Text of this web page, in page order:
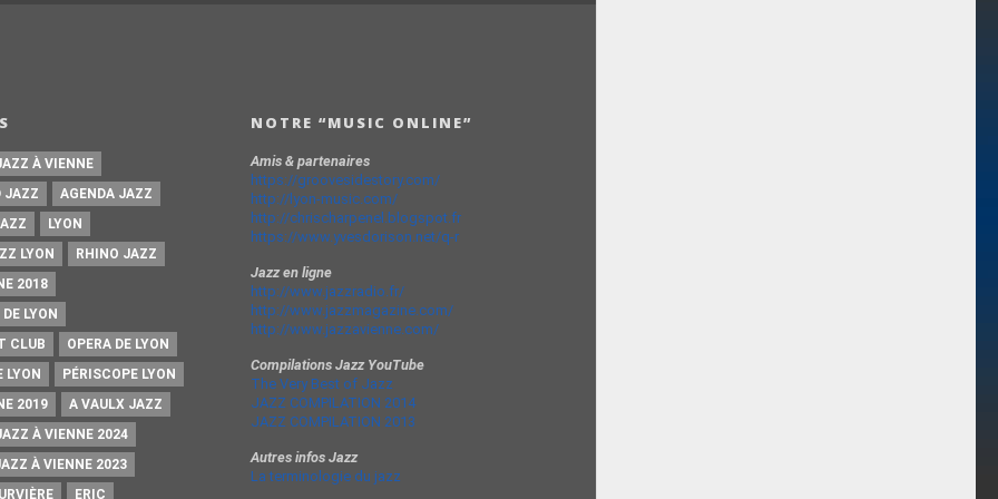
À VIENNE
JAZZ
AGENDA JAZZ
LYON
LYON
RHINO JAZZ
2018
LYON
CLUB
OPERA DE LYON
LYON
PÉRISCOPE LYON
2019
A VAULX JAZZ
À VIENNE 2024
À VIENNE 2023
ERIC
NOTRE “MUSIC ONLINE”
Amis & partenaires
https://groovesidestory.com/
http://lyon-music.com/
http://chrischarpenel.blogspot.fr
https://www.yvesdorison.net/q-r
Jazz en ligne
http://www.jazzradio.fr/
http://www.jazzmagazine.com/
http://www.jazzavienne.com/
Compilations Jazz YouTube
The Very Best of Jazz
JAZZ COMPILATION 2014
JAZZ COMPILATION 2013
Autres infos Jazz
La terminologie du jazz